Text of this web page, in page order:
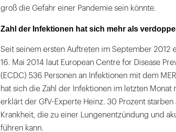
groß die Gefahr einer Pandemie sein könnte.
Zahl der Infektionen hat sich mehr als
Seit seinem ersten Auftreten im September 2012
16. Mai 2014 laut European Centre for Disease
(ECDC) 536 Personen an Infektionen mit dem
hat sich die Zahl der Infektionen im letzten Monat
erklärt der GfV-Experte Heinz. 30 Prozent
Krankheit, die zu einer Lungenentzündung und
führen kann.